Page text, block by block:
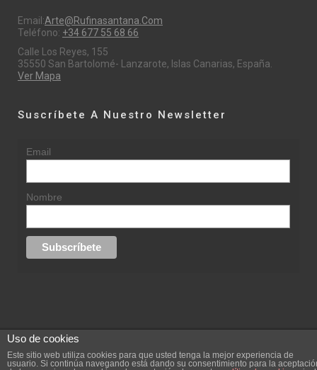
Email:Arte@rufinasantana.com
Teléfono: +34 677 55 68 66
Calle Los Reyes, 155
35550 San Bartolomé- Lanzarote, Islas Canarias, España.
Ver Mapa
Suscríbete A Nuestro Newsletter
Email
Nombre
Uso de cookies
Este sitio web utiliza cookies para que usted tenga la mejor experiencia de
usuario. Si continúa navegando está dando su consentimiento para la